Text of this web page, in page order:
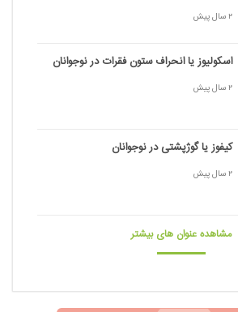
2 سال پیش
اسکولیوز یا انحراف ستون فقرات در نوجوانان
2 سال پیش
کیفوز یا گوژپشتی در نوجوانان
2 سال پیش
مشاهده عنوان های بیشتر